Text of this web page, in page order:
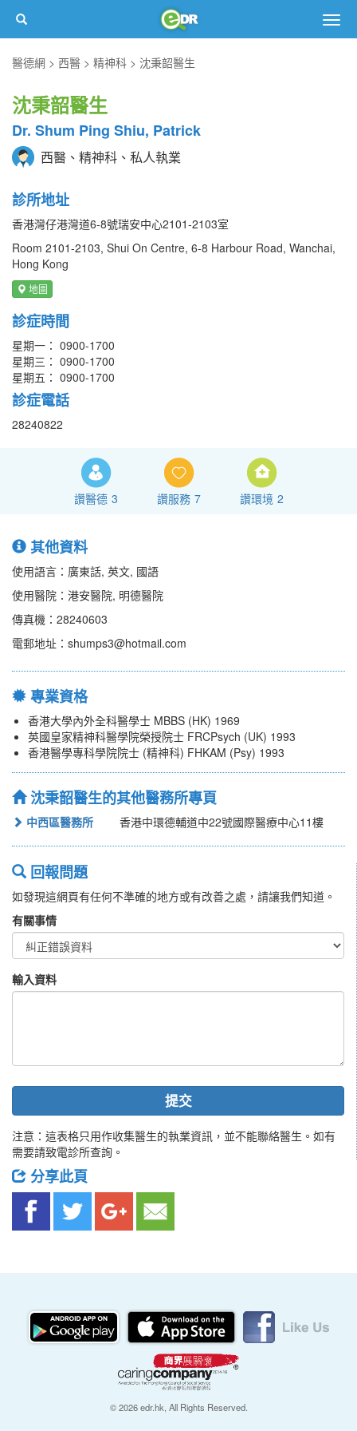
醫德網
西醫 精神科 沈秉韶醫生
沈秉韶醫生
Dr. Shum Ping Shiu, Patrick
西醫、精神科、私人執業
診所地址
香港灣仔港灣道6-8號瑞安中心2101-2103室
Room 2101-2103, Shui On Centre, 6-8 Harbour Road, Wanchai,
Hong Kong
地圖
診症時間
星期一： 0900-1700
星期三： 0900-1700
星期五： 0900-1700
診症電話
28240822
讚醫德 3 讚服務 7 讚環境 2
其他資料
使用語言：廣東話, 英文, 國語
使用醫院：港安醫院, 明德醫院
傳真機：28240603
電郵地址：shumps3@hotmail.com
專業資格
香港大學內外全科醫學士 MBBS (HK) 1969
英國皇家精神科醫學院榮授院士 FRCPsych (UK) 1993
香港醫學專科學院院士 (精神科) FHKAM (Psy) 1993
沈秉韶醫生的其他醫務所專頁
中西區醫務所 香港中環德輔道中22號國際醫療中心11樓
回報問題
如發現這網頁有任何不準確的地方或有改善之處，請讓我們知道。
有關事情
輸入資料
提交
注意：這表格只用作收集醫生的執業資訊，並不能聯絡醫生。如有
需要請致電診所查詢。
分享此頁
© 2026 edr.hk, All Rights Reserved.